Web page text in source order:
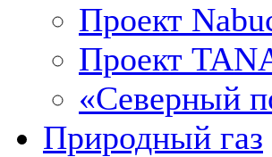
Проект
Проект
«Северный
Природный газ